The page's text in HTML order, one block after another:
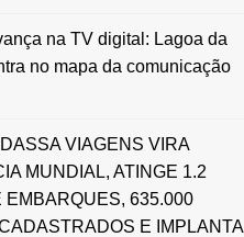
na TV digital: Lagoa da
no mapa da comunicação
VIAGENS VIRA
MUNDIAL, ATINGE 1.2
EMBARQUES, 635.000
E IMPLANTA